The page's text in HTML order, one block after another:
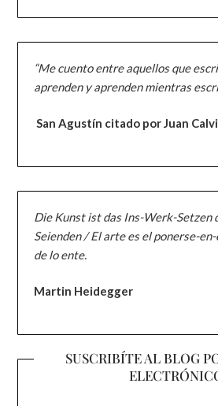
“Me cuento entre aquellos que
aprenden y aprenden mientras
San Agustín citado por Juan
Die Kunst ist das Ins-Werk-Setzen
Seienden / El arte es el ponerse-
de lo ente.
Martin Heidegger
SUSCRIBÍTE AL BLOG